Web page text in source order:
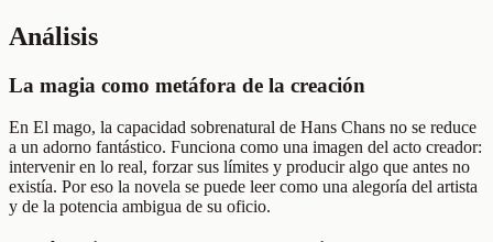
Análisis
La magia como metáfora de la creación
En El mago, la capacidad sobrenatural de Hans Chans no se reduce
a un adorno fantástico. Funciona como una imagen del acto creador:
intervenir en lo real, forzar sus límites y producir algo que antes no
existía. Por eso la novela se puede leer como una alegoría del artista
y de la potencia ambigua de su oficio.